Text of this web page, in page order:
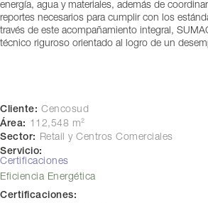
energía, agua y materiales, además de
reportes necesarios para cumplir con los
través de este acompañamiento integral,
técnico riguroso orientado al logro de un
Cliente: Cencosud
Área: 112,548 m²
Sector: Retail y Centros Comerciales
Servicio:
Certificaciones
Eficiencia Energética
Certificaciones: